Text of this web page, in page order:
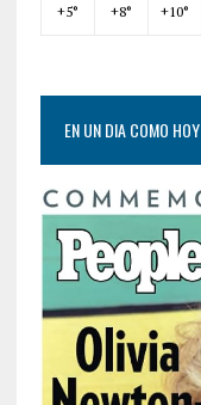
+5° +8° +10°
EN UN DIA COMO HOY